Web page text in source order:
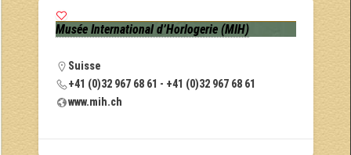
Musée International d’Horlogerie (MIH)
Suisse
+41 (0)32 967 68 61 - +41 (0)32 967 68 61
www.mih.ch